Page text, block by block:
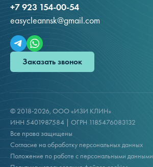
+7 923 154-00-54
easycleannsk@gmail.com
Заказать звонок
© 2018-2026, ООО «ИЗИ КЛИН»
ИНН 5401987584 | ОГРН 1185476083132
Все права защищены
Согласие на обработку персональных данных
Положение по работе с персональными данными